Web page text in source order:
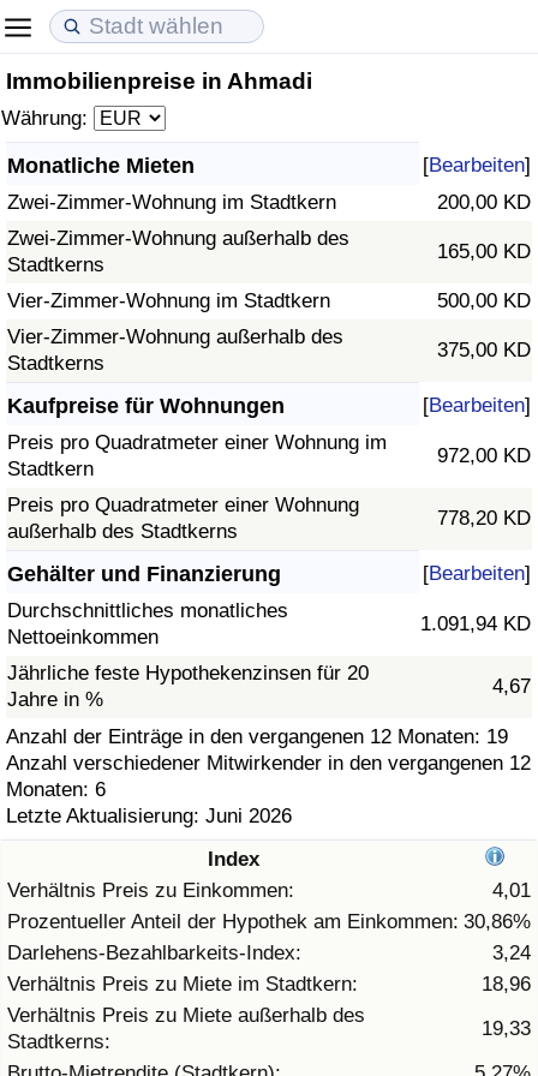
Immobilienpreise in Ahmadi
Währung:
Monatliche Mieten [Bearbeiten]
Zwei-Zimmer-Wohnung im Stadtkern
200,00 KD
Zwei-Zimmer-Wohnung außerhalb des
Stadtkerns
165,00 KD
Vier-Zimmer-Wohnung im Stadtkern
500,00 KD
Vier-Zimmer-Wohnung außerhalb des
Stadtkerns
375,00 KD
Kaufpreise für Wohnungen [Bearbeiten]
Preis pro Quadratmeter einer Wohnung im
Stadtkern
972,00 KD
Preis pro Quadratmeter einer Wohnung
außerhalb des Stadtkerns
778,20 KD
Gehälter und Finanzierung [Bearbeiten]
Durchschnittliches monatliches
Nettoeinkommen
1.091,94 KD
Jährliche feste Hypothekenzinsen für 20
Jahre in %
4,67
Anzahl der Einträge in den vergangenen 12 Monaten: 19
Anzahl verschiedener Mitwirkender in den vergangenen 12
Monaten: 6
Letzte Aktualisierung: Juni 2026
Index
Verhältnis Preis zu Einkommen:
4,01
Prozentueller Anteil der Hypothek am Einkommen: 30,86%
Darlehens-Bezahlbarkeits-Index:
3,24
Verhältnis Preis zu Miete im Stadtkern:
18,96
Verhältnis Preis zu Miete außerhalb des
Stadtkerns:
19,33
Lebenshaltungskosten
Lebenshaltungskosten-Index (aktuell)
Lebenshaltungskosten-Index
Lebenshaltungskosten-Index nach Land
in Akaba
Immobilienpreise
Immobilienpreis-Index (aktuell)
Immobilienpreis-Index
Immobilienpreis-Index nach Land
Lebensqualität
Lebensqualität-Index
Lebensqualität-Index (aktuell)
Lebensqualitätsindex nach Land
Kriminalität
Kriminalitäts-Index (aktuell)
Kriminalitäts-Index
Kriminalitätsindex nach Land
Gesundheitsversorgung
Gesundheitsversorgungs-Index (aktuell)
Gesundheitsversorgungs-Index
Gesundheitsversorgungs-Index nach Land
Umweltverschmutzung
Umweltverschmutzungs-Index (aktuell)
Verschmutzungsindex
Umweltverschmutzungs-Index nach Land
Verkehr